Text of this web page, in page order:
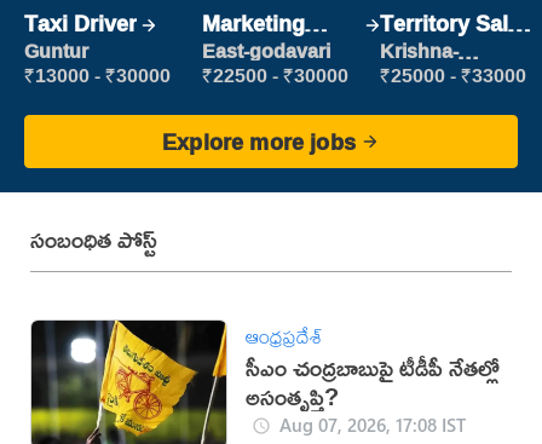
Taxi Driver
Guntur
₹13000 - ₹30000
Marketing
Executive
East-godavari
₹22500 - ₹30000
Territory Sales
Manager
Krishna-
vijayawada
₹25000 - ₹33000
Explore more jobs
సంబంధిత పోస్ట్
ఆంధ్రప్రదేశ్
సీఎం చంద్రబాబుపై టీడీపీ నేతల్లో
అసంతృప్తి?
Aug 07, 2026, 17:08 IST